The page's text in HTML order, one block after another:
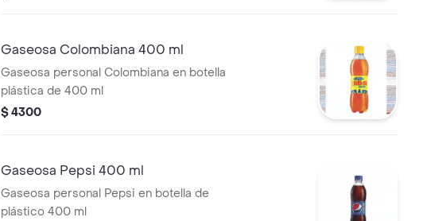
Gaseosa Colombiana 400 ml
Gaseosa personal Colombiana en botella
plástica de 400 ml
$ 4300
Gaseosa Pepsi 400 ml
Gaseosa personal Pepsi en botella de
plástico 400 ml